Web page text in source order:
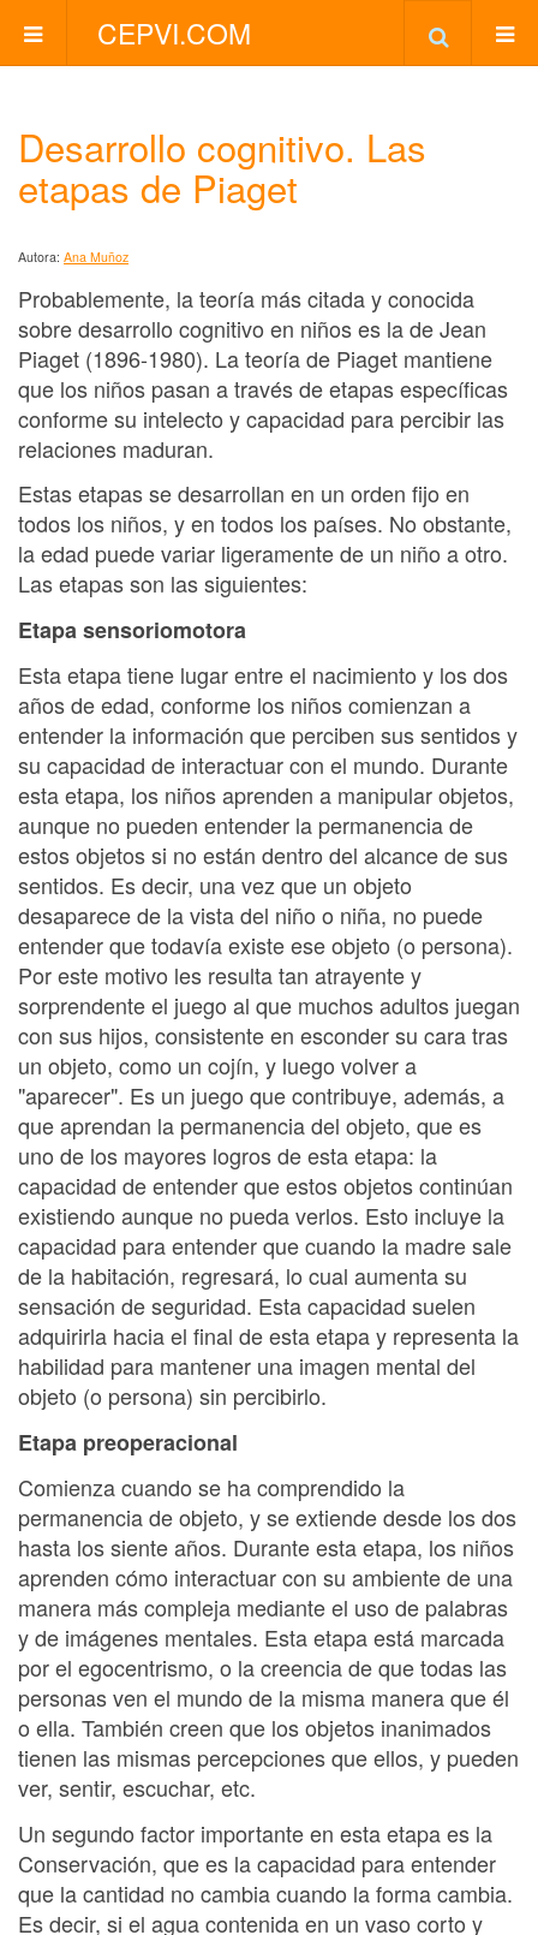
CEPVI.COM
Desarrollo cognitivo. Las
etapas de Piaget
Autora: Ana Muñoz
Probablemente, la teoría más citada y conocida
sobre desarrollo cognitivo en niños es la de Jean
Piaget (1896-1980). La teoría de Piaget mantiene
que los niños pasan a través de etapas específicas
conforme su intelecto y capacidad para percibir las
relaciones maduran.
Estas etapas se desarrollan en un orden fijo en
todos los niños, y en todos los países. No obstante,
la edad puede variar ligeramente de un niño a otro.
Las etapas son las siguientes:
Etapa sensoriomotora
Esta etapa tiene lugar entre el nacimiento y los dos
años de edad, conforme los niños comienzan a
entender la información que perciben sus sentidos y
su capacidad de interactuar con el mundo. Durante
esta etapa, los niños aprenden a manipular objetos,
aunque no pueden entender la permanencia de
estos objetos si no están dentro del alcance de sus
sentidos. Es decir, una vez que un objeto
desaparece de la vista del niño o niña, no puede
entender que todavía existe ese objeto (o persona).
Por este motivo les resulta tan atrayente y
sorprendente el juego al que muchos adultos juegan
con sus hijos, consistente en esconder su cara tras
un objeto, como un cojín, y luego volver a
"aparecer". Es un juego que contribuye, además, a
que aprendan la permanencia del objeto, que es
uno de los mayores logros de esta etapa: la
capacidad de entender que estos objetos continúan
existiendo aunque no pueda verlos. Esto incluye la
capacidad para entender que cuando la madre sale
de la habitación, regresará, lo cual aumenta su
sensación de seguridad. Esta capacidad suelen
adquirirla hacia el final de esta etapa y representa la
habilidad para mantener una imagen mental del
objeto (o persona) sin percibirlo.
Etapa preoperacional
Comienza cuando se ha comprendido la
permanencia de objeto, y se extiende desde los dos
hasta los siente años. Durante esta etapa, los niños
aprenden cómo interactuar con su ambiente de una
manera más compleja mediante el uso de palabras
y de imágenes mentales. Esta etapa está marcada
por el egocentrismo, o la creencia de que todas las
personas ven el mundo de la misma manera que él
o ella. También creen que los objetos inanimados
tienen las mismas percepciones que ellos, y pueden
ver, sentir, escuchar, etc.
Un segundo factor importante en esta etapa es la
Conservación, que es la capacidad para entender
que la cantidad no cambia cuando la forma cambia.
Es decir, si el agua contenida en un vaso corto y